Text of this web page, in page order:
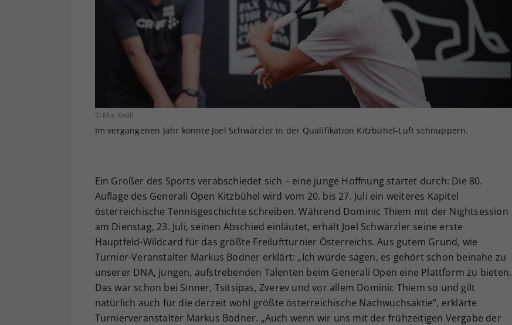
© Mia Knoll
Im vergangenen Jahr konnte Joel Schwärzler in der Qualifikation Kitzbühel-Luft schnuppern.
Ein Großer des Sports verabschiedet sich – eine junge Hoffnung startet durch: Die 80.
Auflage des Generali Open Kitzbühel wird vom 20. bis 27. Juli ein weiteres Kapitel
österreichische Tennisgeschichte schreiben. Während Dominic Thiem mit der Nightsession
am Dienstag, 23. Juli, seinen Abschied einläutet, erhält Joel Schwärzler seine erste
Hauptfeld-Wildcard für das größte Freiluftturnier Österreichs. Aus gutem Grund, wie
Turnier-Veranstalter Markus Bodner erklärt: „Ich würde sagen, es gehört schon beinahe zu
unserer DNA, jungen, aufstrebenden Talenten beim Generali Open eine Plattform zu bieten.
Das war schon bei Sinner, Tsitsipas, Zverev und vor allem Dominic Thiem so und gilt
natürlich auch für die derzeit wohl größte österreichische Nachwuchsaktie“, erklärte
Turnierveranstalter Markus Bodner. „Auch wenn wir uns mit der frühzeitigen Vergabe der
Ihrer vorgenommen Einstellungen, falls der
Webseiten-Betreiber dies eingestellt hat.